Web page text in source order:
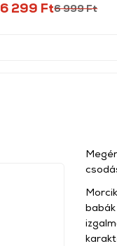
6 299 Ft6 999 Ft